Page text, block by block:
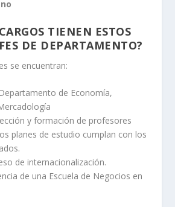
TIENEN ESTOS
DE DEPARTAMENTO?
se encuentran:
de Economía,
y formación de profesores
planes de estudio cumplan con los
de internacionalización.
de una Escuela de Negocios en